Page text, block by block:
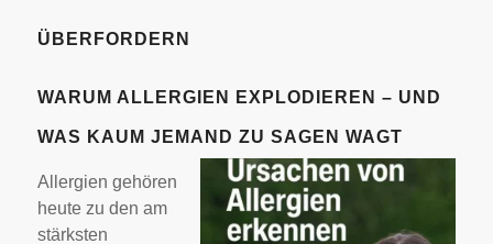
ÜBERFORDERN
WARUM ALLERGIEN EXPLODIEREN – UND
WAS KAUM JEMAND ZU SAGEN WAGT
Allergien gehören
heute zu den am
stärksten